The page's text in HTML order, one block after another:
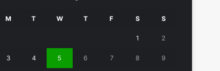
M T W T F S S
1 2
3 4 5 6 7 8 9